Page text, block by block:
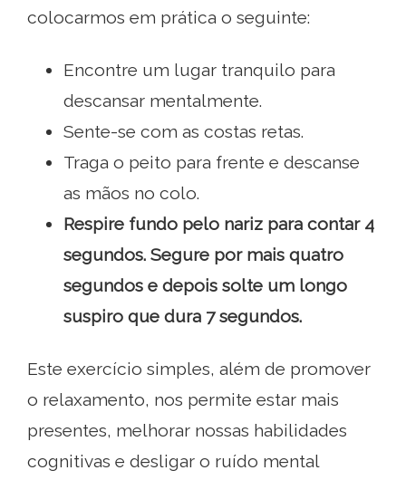
colocarmos em prática o seguinte:
Encontre um lugar tranquilo para
descansar mentalmente.
Sente-se com as costas retas.
Traga o peito para frente e descanse
as mãos no colo.
Respire fundo pelo nariz para contar 4
segundos. Segure por mais quatro
segundos e depois solte um longo
suspiro que dura 7 segundos.
Este exercício simples, além de promover
o relaxamento, nos permite estar mais
presentes, melhorar nossas habilidades
cognitivas e desligar o ruído mental